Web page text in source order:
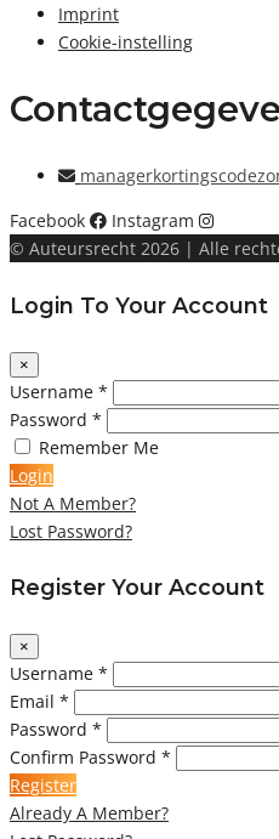
Imprint
Cookie-instelling
Facebook
Instagram
© Auteursrecht 2026 | Alle
Login To Your Account
×
Username *
Password *
Remember Me
Login
Not A Member?
Lost Password?
Register Your Account
×
Username *
Email *
Password *
Confirm Password *
Register
Already A Member?